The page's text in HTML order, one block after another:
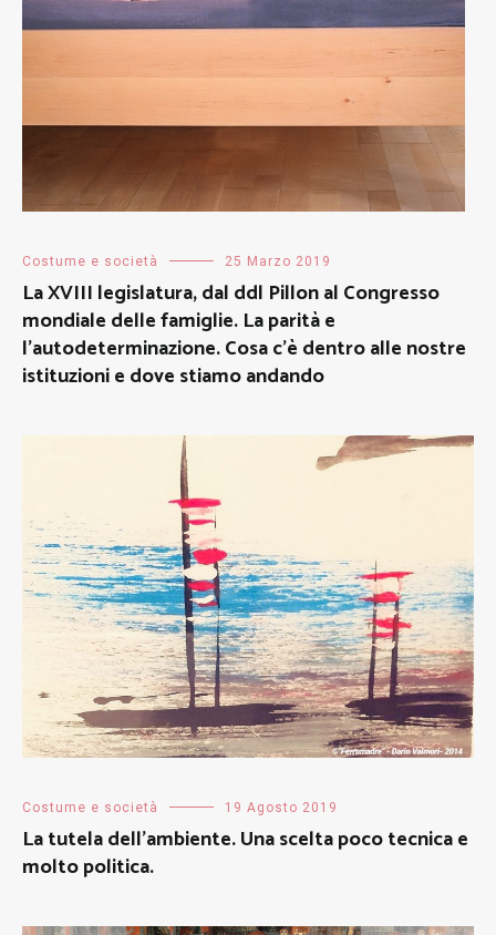
Costume e società 25 Marzo 2019
La XVIII legislatura, dal ddl Pillon al Congresso
mondiale delle famiglie. La parità e
l’autodeterminazione. Cosa c’è dentro alle nostre
istituzioni e dove stiamo andando
Costume e società 19 Agosto 2019
La tutela dell’ambiente. Una scelta poco tecnica e
molto politica.